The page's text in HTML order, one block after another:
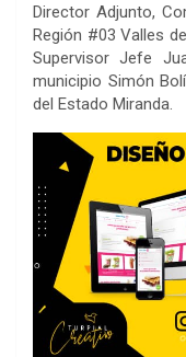
Director Adjunto,
Región #03 Valles
Supervisor Jefe
municipio Simón
del Estado Miranda.